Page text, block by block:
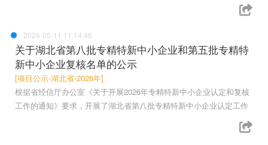
2026-05-11 11:14:46
关于湖北省第八批专精特新中小企业和第五批专精特
新中小企业复核名单的公示
[项目公示-湖北省-2026年]
根据省经信厅办公室《关于开展2026年专精特新中小企业认定和复核
工作的通知》要求，开展了湖北省第八批专精特新中小企业认定工作